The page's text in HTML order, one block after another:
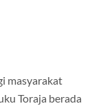
masyarakat
Toraja berada